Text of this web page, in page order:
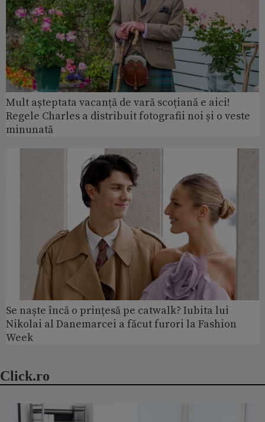
Mult așteptata vacanță de vară scoțiană e aici!
Regele Charles a distribuit fotografii noi și o veste
minunată
Se naște încă o prințesă pe catwalk? Iubita lui
Nikolai al Danemarcei a făcut furori la Fashion
Week
Click.ro